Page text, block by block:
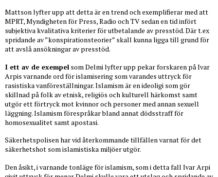
Mattson lyfter upp att detta är en trend och exemplifierar med att
MPRT, Myndigheten för Press, Radio och TV sedan en tid infört
subjektiva kvalitativa kriterier för utbetalande av presstöd. Där t.ex
spridande av ”konspirationsteorier” skall kunna ligga till grund för
att avslå ansökningar av presstöd.
I ett av de exempel som Delmi lyfter upp pekar forskaren på Ivar
Arpis varnande ord för islamisering som varandes uttryck för
rasistiska vanföreställningar. Islamism är en ideoligi som gör
skillnad på folk av etnisk, religiös och kulturell härkomst samt
utgör ett förtryck mot kvinnor och personer med annan sexuell
läggning. Islamism förespråkar bland annat dödsstraff för
homosexualitet samt apostasi.
Säkerhetspolisen har vid återkommande tillfällen varnat för det
säkerhetshot som islamistiska miljöer utgör.
Den åsikt, i varnande tonläge för islamism, som i detta fall Ivar Arpi